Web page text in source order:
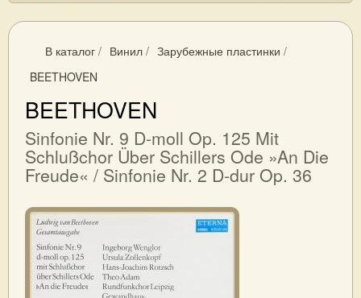
В каталог / Винил / Зарубежные пластинки /
BEETHOVEN
BEETHOVEN
Sinfonie Nr. 9 D-moll Op. 125 Mit
Schlußchor Über Schillers Ode »An Die
Freude« / Sinfonie Nr. 2 D-dur Op. 36